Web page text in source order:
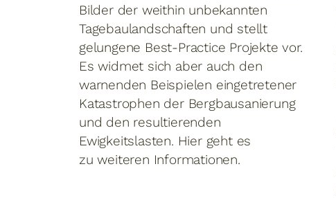
Bilder der weithin unbekannten
Tagebaulandschaften und stellt
gelungene Best-Practice Projekte vor.
Es widmet sich aber auch den
warnenden Beispielen eingetretener
Katastrophen der Bergbausanierung
und den resultierenden
Ewigkeitslasten. Hier geht es
zuweiteren Informationen.